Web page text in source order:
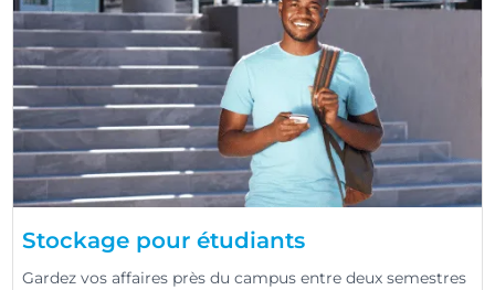
Stockage pour étudiants
Gardez vos affaires près du campus entre deux semestres